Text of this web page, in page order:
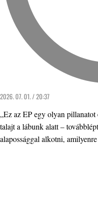
2026. 07. 01. / 20:37
„Ez az EP egy olyan
talajt a lábunk alatt –
alapossággal alkotni,